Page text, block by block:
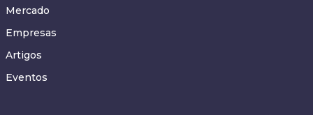
Mercado
Empresas
Artigos
Eventos